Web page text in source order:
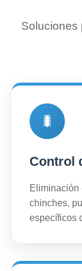
Soluciones
🐛
Control
Eliminación
chinches,
específicos